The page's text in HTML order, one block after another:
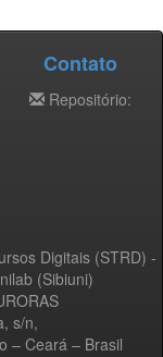
Digitais (STRD) -
(Sibiuni)
s/n,
– Ceará – Brasil
Contato
Repositório: